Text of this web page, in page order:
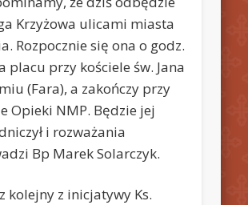
Krzyżowa ulicami miasta
Rozpocznie się ona o godz.
placu przy kościele św. Jana
(Fara), a zakończy przy
Opieki NMP. Będzie jej
i rozważania
Bp Marek Solarczyk.
kolejny z inicjatywy Ks.